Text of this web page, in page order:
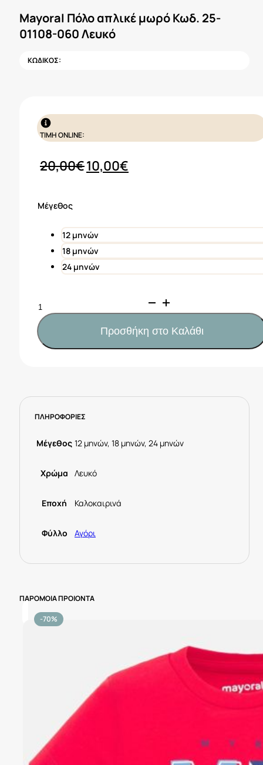
Mayoral Πόλο απλικέ μωρό Κωδ. 25-
01108-060 Λευκό
ΚΩΔΙΚΟΣ:
ΤΙΜΗ ONLINE:
20,00€Original
10,00€
Μέγεθος
12 μηνών
18 μηνών
24 μηνών
Mayoral
Πόλο
απλικέ
μωρό
Κωδ.
ποσότητα
Προσθήκη στο Καλάθι
ΠΛΗΡΟΦΟΡΙΕΣ
Μέγεθος 12 μηνών, 18 μηνών, 24 μηνών
Χρώμα Λευκό
Εποχή Καλοκαιρινά
Φύλλο Αγόρι
ΠΑΡΟΜΟΙΑ ΠΡΟΙΟΝΤΑ
-70%